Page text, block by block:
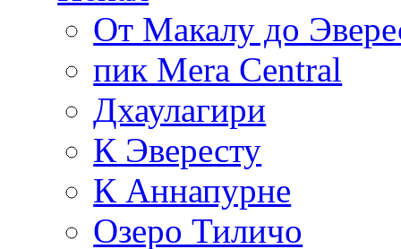
От Макалу до
пик Mera Central
Дхаулагири
К Эвересту
К Аннапурне
Озеро Тиличо